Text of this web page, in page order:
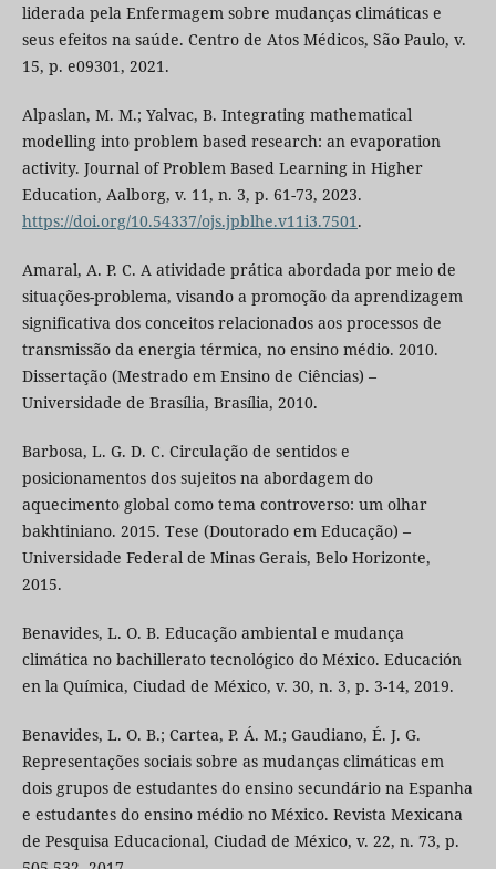
liderada pela Enfermagem sobre mudanças climáticas e
seus efeitos na saúde. Centro de Atos Médicos, São Paulo, v.
15, p. e09301, 2021.
Alpaslan, M. M.; Yalvac, B. Integrating mathematical
modelling into problem based research: an evaporation
activity. Journal of Problem Based Learning in Higher
Education, Aalborg, v. 11, n. 3, p. 61-73, 2023.
https://doi.org/10.54337/ojs.jpblhe.v11i3.7501.
Amaral, A. P. C. A atividade prática abordada por meio de
situações-problema, visando a promoção da aprendizagem
significativa dos conceitos relacionados aos processos de
transmissão da energia térmica, no ensino médio. 2010.
Dissertação (Mestrado em Ensino de Ciências) –
Universidade de Brasília, Brasília, 2010.
Barbosa, L. G. D. C. Circulação de sentidos e
posicionamentos dos sujeitos na abordagem do
aquecimento global como tema controverso: um olhar
bakhtiniano. 2015. Tese (Doutorado em Educação) –
Universidade Federal de Minas Gerais, Belo Horizonte,
2015.
Benavides, L. O. B. Educação ambiental e mudança
climática no bachillerato tecnológico do México. Educación
en la Química, Ciudad de México, v. 30, n. 3, p. 3-14, 2019.
Benavides, L. O. B.; Cartea, P. Á. M.; Gaudiano, É. J. G.
Representações sociais sobre as mudanças climáticas em
dois grupos de estudantes do ensino secundário na Espanha
e estudantes do ensino médio no México. Revista Mexicana
de Pesquisa Educacional, Ciudad de México, v. 22, n. 73, p.